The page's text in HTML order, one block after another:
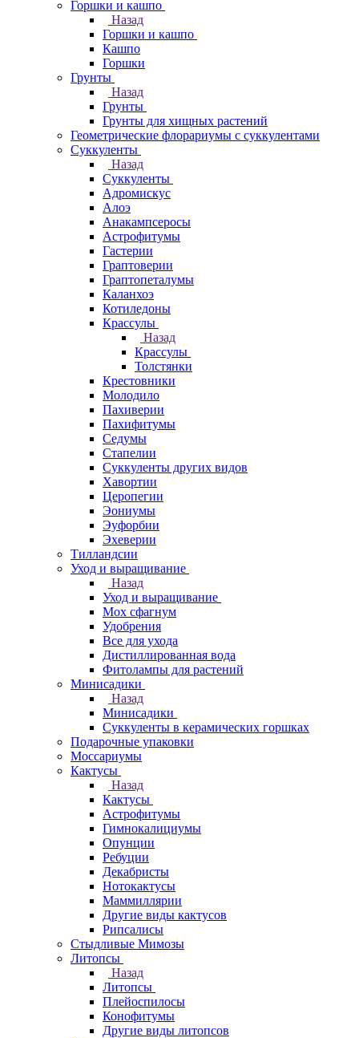
Горшки и кашпо
Назад
Горшки и кашпо
Кашпо
Горшки
Грунты
Назад
Грунты
Грунты для хищных растений
Геометрические флорариумы с суккулентами
Суккуленты
Назад
Суккуленты
Адромискус
Алоэ
Анакампсеросы
Астрофитумы
Гастерии
Граптоверии
Граптопеталумы
Каланхоэ
Котиледоны
Крассулы
Назад
Крассулы
Толстянки
Крестовники
Молодило
Пахиверии
Пахифитумы
Седумы
Стапелии
Суккуленты других видов
Хавортии
Церопегии
Эониумы
Эуфорбии
Эхеверии
Тилландсии
Уход и выращивание
Назад
Уход и выращивание
Мох сфагнум
Удобрения
Все для ухода
Дистиллированная вода
Фитолампы для растений
Минисадики
Назад
Минисадики
Суккуленты в керамических горшках
Подарочные упаковки
Моссариумы
Кактусы
Назад
Кактусы
Астрофитумы
Гимнокалициумы
Опунции
Ребуции
Декабристы
Нотокактусы
Маммиллярии
Другие виды кактусов
Рипсалисы
Стыдливые Мимозы
Литопсы
Назад
Литопсы
Плейоспилосы
Конофитумы
Другие виды литопсов